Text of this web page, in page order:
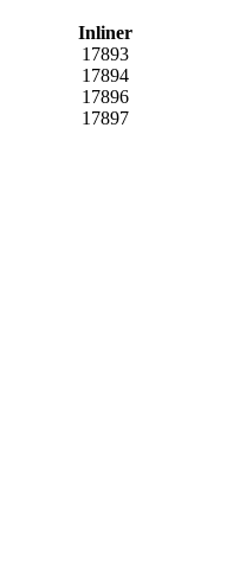
Inliner
17893
17894
17896
17897